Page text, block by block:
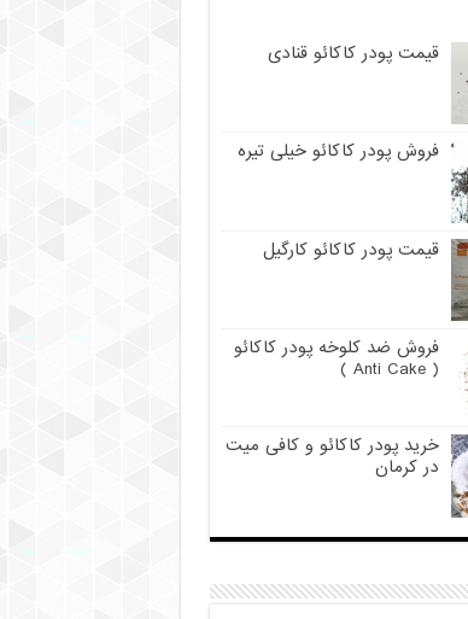
قیمت پودر کاکائو قنادی
فروش پودر کاکائو خیلی تیره
قیمت پودر کاکائو کارگیل
فروش ضد کلوخه پودر کاکائو
( Anti Cake )
خرید پودر کاکائو و کافی میت
در کرمان